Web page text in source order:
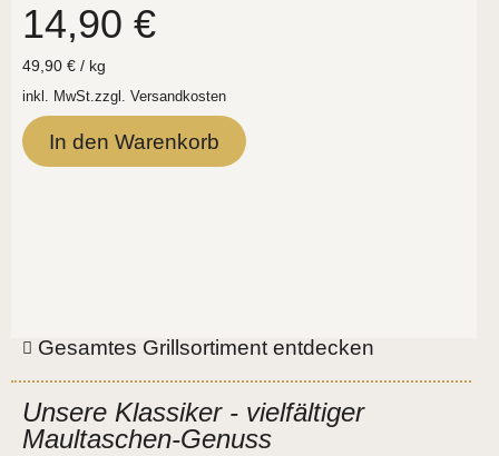
14,90 €
49,90 € / kg
inkl. MwSt.zzgl. Versandkosten
In den Warenkorb
Gesamtes Grillsortiment entdecken
Unsere Klassiker - vielfältiger
Maultaschen-Genuss